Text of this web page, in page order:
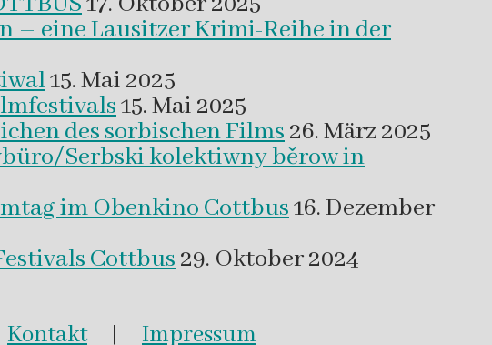
– eine Lausitzer Krimi-Reihe in der
15. Mai 2025
15. Mai 2025
des sorbischen Films26. März 2025
Serbski kolektiwny běrow in
im Obenkino Cottbus16. Dezember
Cottbus29. Oktober 2024
Kontakt| Impressum